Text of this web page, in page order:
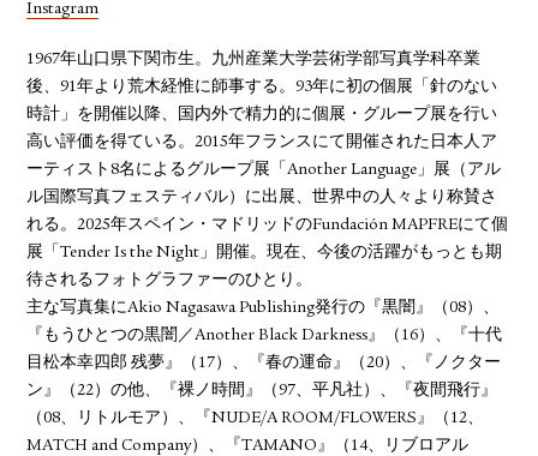
Instagram
1967年山口県下関市生。九州産業大学芸術学部写真学科卒業
後、91年より荒木経惟に師事する。93年に初の個展「針のない
時計」を開催以降、国内外で精力的に個展・グループ展を行い
高い評価を得ている。2015年フランスにて開催された日本人ア
ーティスト8名によるグループ展「Another Language」展（アル
ル国際写真フェスティバル）に出展、世界中の人々より称賛さ
れる。2025年スペイン・マドリッドのFundación MAPFREにて個
展「Tender Is the Night」開催。現在、今後の活躍がもっとも期
待されるフォトグラファーのひとり。
主な写真集にAkio Nagasawa Publishing発行の『黒闇』（08）、
『もうひとつの黒闇／Another Black Darkness』（16）、『十代
目松本幸四郎 残夢』（17）、『春の運命』（20）、『ノクター
ン』（22）の他、『裸ノ時間』（97、平凡社）、『夜間飛行』
（08、リトルモア）、『NUDE/A ROOM/FLOWERS』（12、
MATCH and Company）、『TAMANO』（14、リブロアル